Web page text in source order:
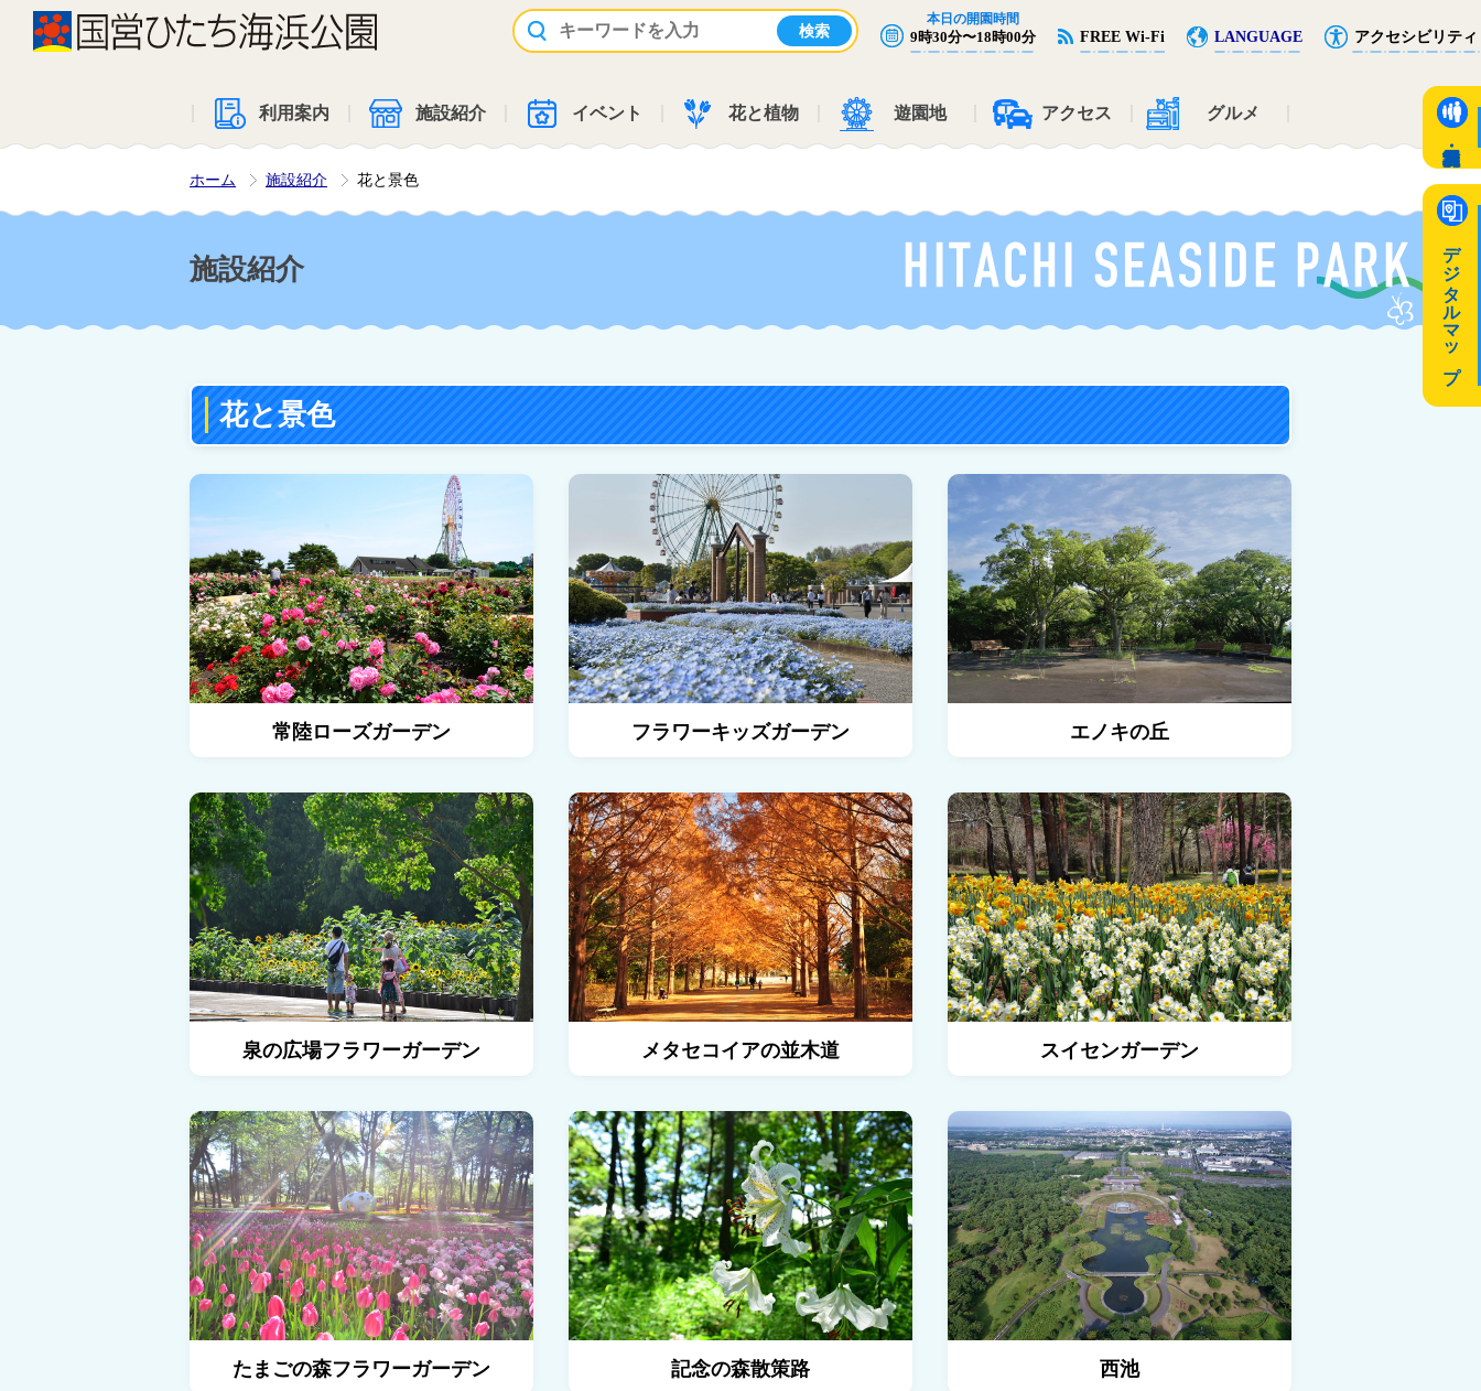
国営ひたち海浜公園ホームページ
本日の開園時間
9時30分〜18時00分 FREE Wi-Fi LANGUAGE アクセシビリティ
利用案内 施設紹介 イベント 花と植物 遊園地 アクセス グルメ
デジタルマップ
ホーム 施設紹介 花と景色
施設紹介
花と景色
常陸ローズガーデン
常陸ローズガーデンの詳細を見る
フラワーキッズガーデン
フラワーキッズガーデンの詳細を見る
エノキの丘
泉の広場フラワーガーデン
泉の広場フラワーガーデンの詳細を見る
メタセコイアの並木道
メタセコイアの並木道の詳細を見る
スイセンガーデン
たまごの森フラワーガーデン
たまごの森フラワーガーデンの詳細を見る
記念の森散策路
記念の森散策路の詳細を見る
西池